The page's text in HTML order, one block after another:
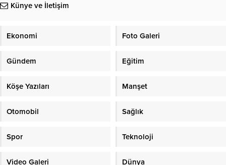
Künye ve İletişim
Ekonomi Foto Galeri
Gündem Eğitim
Köşe Yazıları Manşet
Otomobil Sağlık
Spor Teknoloji
Video Galeri Dünya